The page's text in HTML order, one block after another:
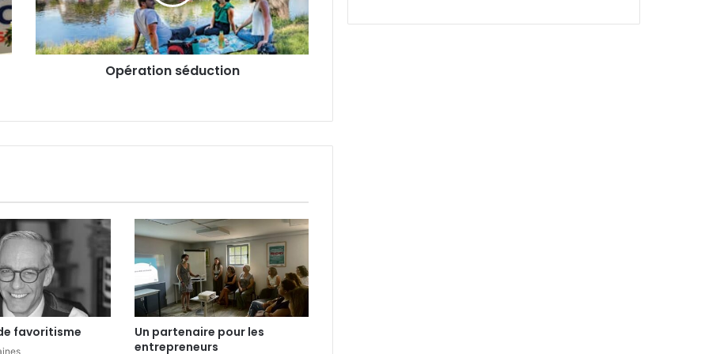
t
i
n
u
n
Opération séduction
favoritisme
Un partenaire pour les
entrepreneurs